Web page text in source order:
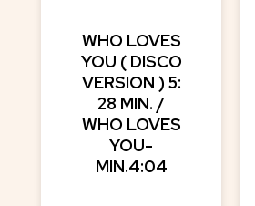
WHO LOVES
YOU ( DISCO
VERSION ) 5:
28 MIN. /
WHO LOVES
YOU-
MIN.4:04